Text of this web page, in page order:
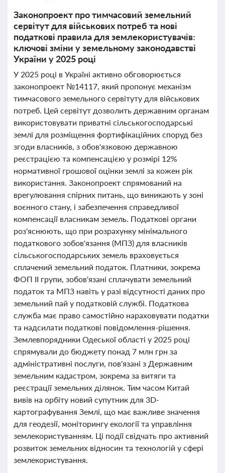
Законопроект про тимчасовий земельний
сервітут для військових потреб та нові
податкові правила для землекористувачів:
ключові зміни у земельному законодавстві
України у 2025 році
У 2025 році в Україні активно обговорюється
законопроект №14117, який пропонує механізм
тимчасового земельного сервітуту для військових
потреб. Цей сервітут дозволить державним органам
використовувати приватні сільськогосподарські
землі для розміщення фортифікаційних споруд без
згоди власників, з обов'язковою державною
реєстрацією та компенсацією у розмірі 12%
нормативної грошової оцінки землі за кожен рік
використання. Законопроект спрямований на
врегулювання спірних питань, що виникають у зоні
воєнного стану, і забезпечення справедливої
компенсації власникам земель. Податкові органи
роз'яснюють, що при розрахунку мінімального
податкового зобов'язання (МПЗ) для власників
сільськогосподарських земель враховується
сплачений земельний податок. Платники, зокрема
ФОП ІІ групи, зобов'язані сплачувати земельний
податок та МПЗ навіть у разі відсутності даних про
земельний пай у податковій службі. Податкова
служба має право самостійно нараховувати податки
та надсилати податкові повідомлення-рішення.
Землевпорядники Одеської області у 2025 році
спрямували до бюджету понад 7 млн грн за
адміністративні послуги, пов'язані з Державним
земельним кадастром, зокрема за витяги та
реєстрації земельних ділянок. Тим часом Китай
вивів на орбіту новий супутник для 3D-
картографування Землі, що має важливе значення
для геодезії, моніторингу екології та управління
землекористуванням. Ці події свідчать про активний
розвиток земельних відносин та технологій у сфері
землекористування.